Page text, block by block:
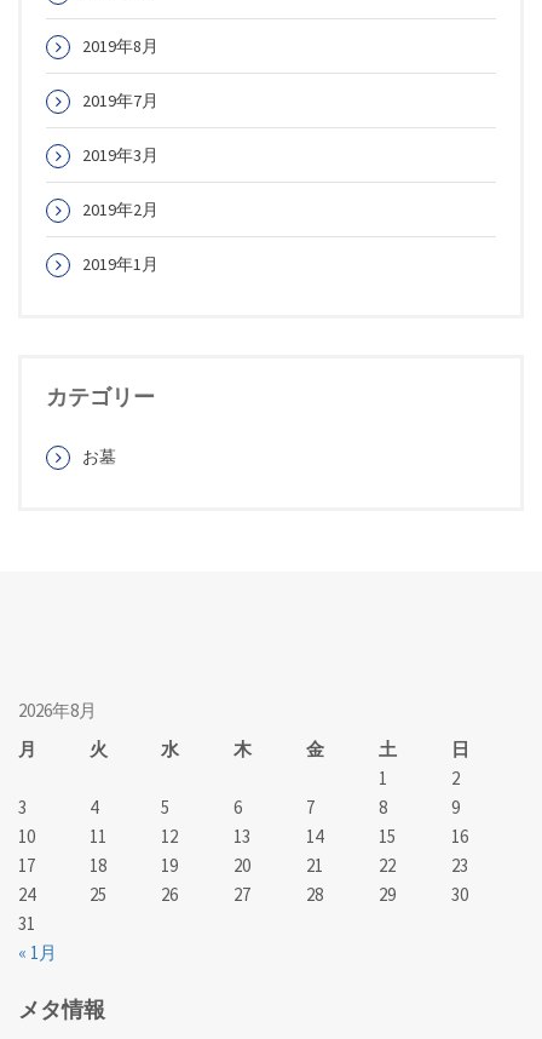
2019年8月
2019年7月
2019年3月
2019年2月
2019年1月
カテゴリー
お墓
2026年8月
月
火 水 木 金 土 日
« 1月
1
2
3
4 5 6 7 8
9
10
11 12 13 14 15
16
17
18 19 20 21 22
23
24
25 26 27 28 29
30
31
メタ情報